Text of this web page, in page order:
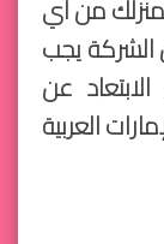
من أي
يجب
عن
العربية